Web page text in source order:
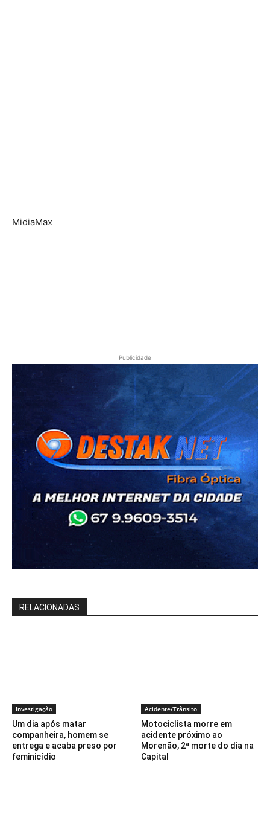
MidiaMax
Publicidade
RELACIONADAS
Investigação
Um dia após matar
companheira, homem se
entrega e acaba preso por
feminicídio
Acidente/Trânsito
Motociclista morre em
acidente próximo ao
Morenão, 2ª morte do dia na
Capital